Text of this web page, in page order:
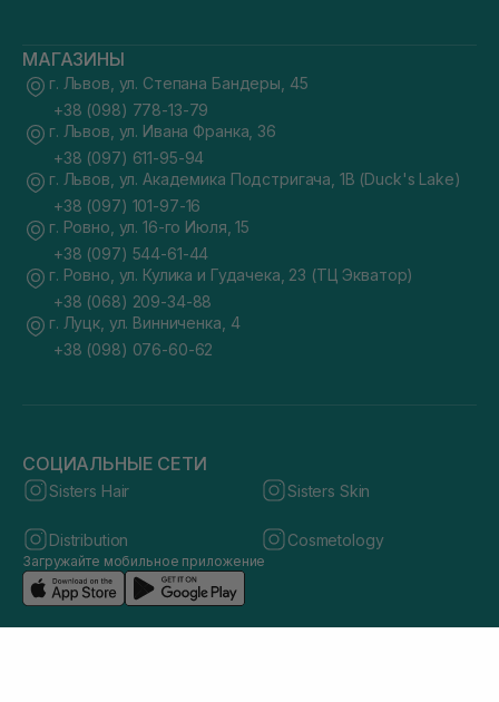
МАГАЗИНЫ
г. Львов, ул. Степана Бандеры, 45
+38 (098) 778-13-79
г. Львов, ул. Ивана Франка, 36
+38 (097) 611-95-94
г. Львов, ул. Академика Подстригача, 1В (Duck's Lake)
+38 (097) 101-97-16
г. Ровно, ул. 16-го Июля, 15
+38 (097) 544-61-44
г. Ровно, ул. Кулика и Гудачека, 23 (ТЦ Экватор)
+38 (068) 209-34-88
г. Луцк, ул. Винниченка, 4
+38 (098) 076-60-62
СОЦИАЛЬНЫЕ СЕТИ
Sisters Hair Sisters Skin
Distribution Cosmetology
Загружайте мобильное приложение